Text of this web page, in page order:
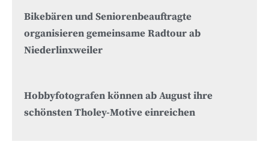
Bikebären und Seniorenbeauftragte
organisieren gemeinsame Radtour ab
Niederlinxweiler
Hobbyfotografen können ab August ihre
schönsten Tholey-Motive einreichen